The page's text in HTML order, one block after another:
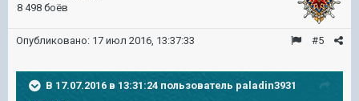
8 498 боёв
#5
Опубликовано: 17 июл 2016, 13:37:33
В 17.07.2016 в 13:31:24 пользователь paladin3931